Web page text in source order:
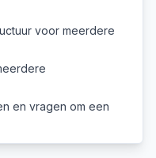
voor meerdere
en vragen om een